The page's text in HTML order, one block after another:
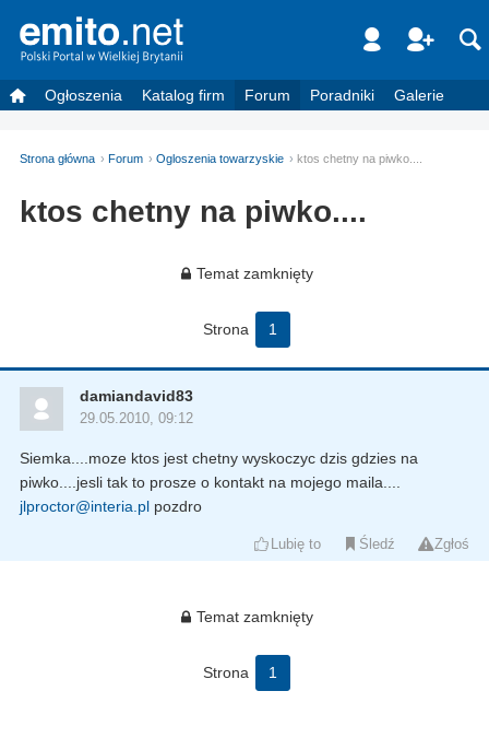
Ogłoszenia Katalog firm Forum Poradniki Galerie
Strona główna Forum Ogloszenia towarzyskie ktos chetny na piwko....
ktos chetny na piwko....
Temat zamknięty
Strona 1
damiandavid83
29.05.2010, 09:12
Siemka....moze ktos jest chetny wyskoczyc dzis gdzies na
piwko....jesli tak to prosze o kontakt na mojego maila....
jlproctor@interia.pl pozdro
Lubię to Śledź Zgłoś
Temat zamknięty
Strona 1